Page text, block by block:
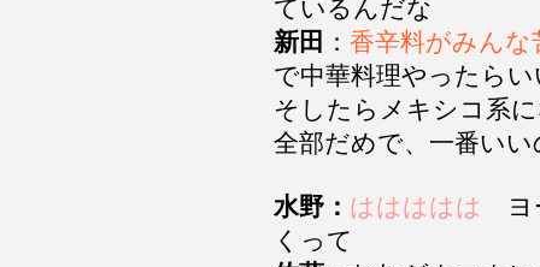
ているんだな
新田 ： 香辛料がみん
で中華料理やったら
そしたらメキシコ系
全部だめで、一番い
水野： ははははは
ヨ
くって